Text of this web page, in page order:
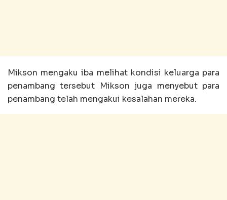
Mikson mengaku iba melihat kondisi keluarga para
penambang tersebut Mikson juga menyebut para
penambang telah mengakui kesalahan mereka.